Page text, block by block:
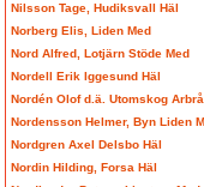
Nilsson Tage, Hudiksvall Häl
Norberg Elis, Liden Med
Nord Alfred, Lotjärn Stöde Med
Nordell Erik Iggesund Häl
Nordén Olof d.ä. Utomskog Arbrå
Nordensson Helmer, Byn Liden
Nordgren Axel Delsbo Häl
Nordin Hilding, Forsa Häl